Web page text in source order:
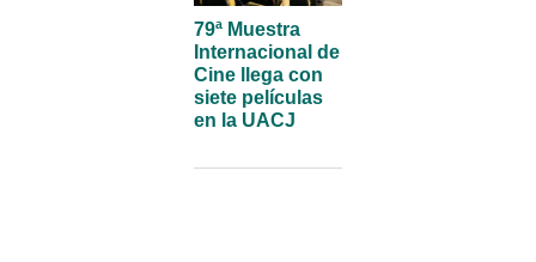
79ª Muestra
Internacional de
Cine llega con
siete películas
en la UACJ